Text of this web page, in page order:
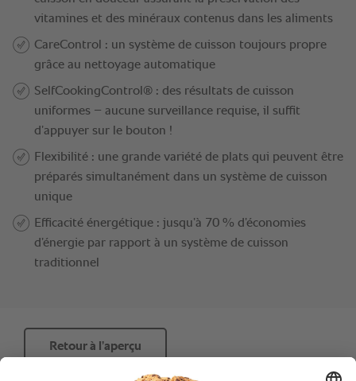
Retour à l’aperçu